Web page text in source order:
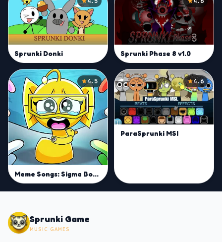
Sprunki Donki Sprunki Phase 8 v1.0
4.5
Meme Songs: Sigma Boy, FNAF, Squid, Beast, Sprunki
4.6
ParaSprunki MSI
Sprunki Game
MUSIC GAMES